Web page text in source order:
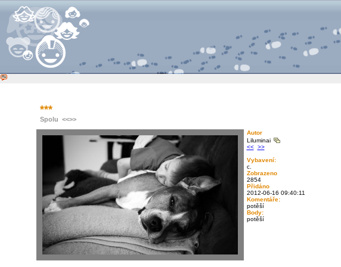
***
Spolu <<>>
Autor
Liluminai
<< >>
Vybavení:
c.
Zobrazeno
2854
Přidáno
2012-06-16 09:40:11
Komentáře:
potěší
Body:
potěší